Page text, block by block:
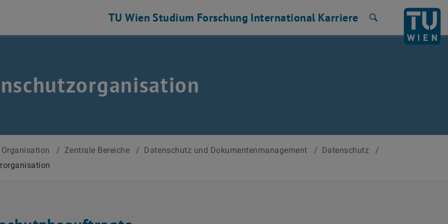
TU Wien Studium Forschung International Karriere
Organisation / Zentrale Bereiche / Datenschutz und Dokumentenmanagement / Datenschutz
/